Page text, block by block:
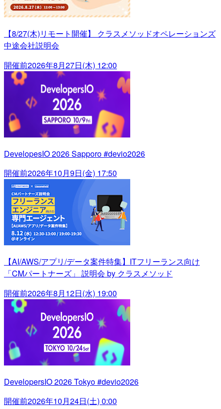
【8/27(木)リモート開催】 クラスメソッドオペレーションズ
中途会社説明会
開催前2026年8月27日(木) 12:00
DevelopesIO 2026 Sapporo #devio2026
開催前2026年10月9日(金) 17:50
【AI/AWS/アプリ/データ案件特集】ITフリーランス向け
「CMパートナーズ」 説明会 by クラスメソッド
開催前2026年8月12日(水) 19:00
DevelopersIO 2026 Tokyo #devio2026
開催前2026年10月24日(土) 0:00